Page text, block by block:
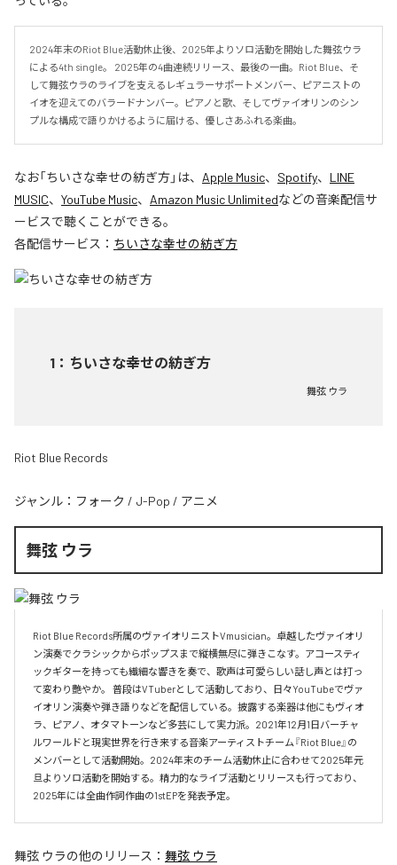
2024年末のRiot Blue活動休止後、2025年よりソロ活動を開始した舞弦ウラ
による4th single。 2025年の4曲連続リリース、最後の一曲。Riot Blue、そ
して舞弦ウラのライブを支えるレギュラーサポートメンバー、ピアニストの
イオを迎えてのバラードナンバー。ピアノと歌、そしてヴァイオリンのシン
プルな構成で語りかけるように届ける、優しさあふれる楽曲。
なお「ちいさな幸せの紡ぎ方」は、 Apple Music、 Spotify、 LINE
MUSIC、 YouTube Music、 Amazon Music Unlimitedなどの音楽配信サ
ービスで聴くことができる。
各配信サービス： ちいさな幸せの紡ぎ方
1 ： ちいさな幸せの紡ぎ方
舞弦 ウラ
Riot Blue Records
ジャンル： フォーク / J-Pop / アニメ
舞弦 ウラ
Riot Blue Records所属のヴァイオリニストVmusician。卓越したヴァイオリ
ン演奏でクラシックからポップスまで縦横無尽に弾きこなす。アコースティ
ックギターを持っても繊細な響きを奏で、歌声は可愛らしい話し声とは打っ
て変わり艷やか。 普段はVTuberとして活動しており、日々YouTubeでヴァ
イオリン演奏や弾き語りなどを配信している。披露する楽器は他にもヴィオ
ラ、ピアノ、オタマトーンなど多芸にして実力派。2021年12月1日バーチャ
ルワールドと現実世界を行き来する音楽アーティストチーム『Riot Blue』の
メンバーとして活動開始。2024年末のチーム活動休止に合わせて2025年元
旦よりソロ活動を開始する。精力的なライブ活動とリリースも行っており、
2025年には全曲作詞作曲の1stEPを発表予定。
舞弦 ウラの他のリリース： 舞弦 ウラ